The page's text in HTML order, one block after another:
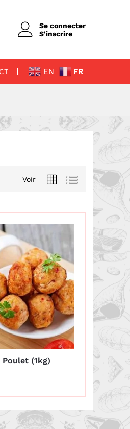
Se connecter
S'inscrire
EN FR
Voir
(1kg)